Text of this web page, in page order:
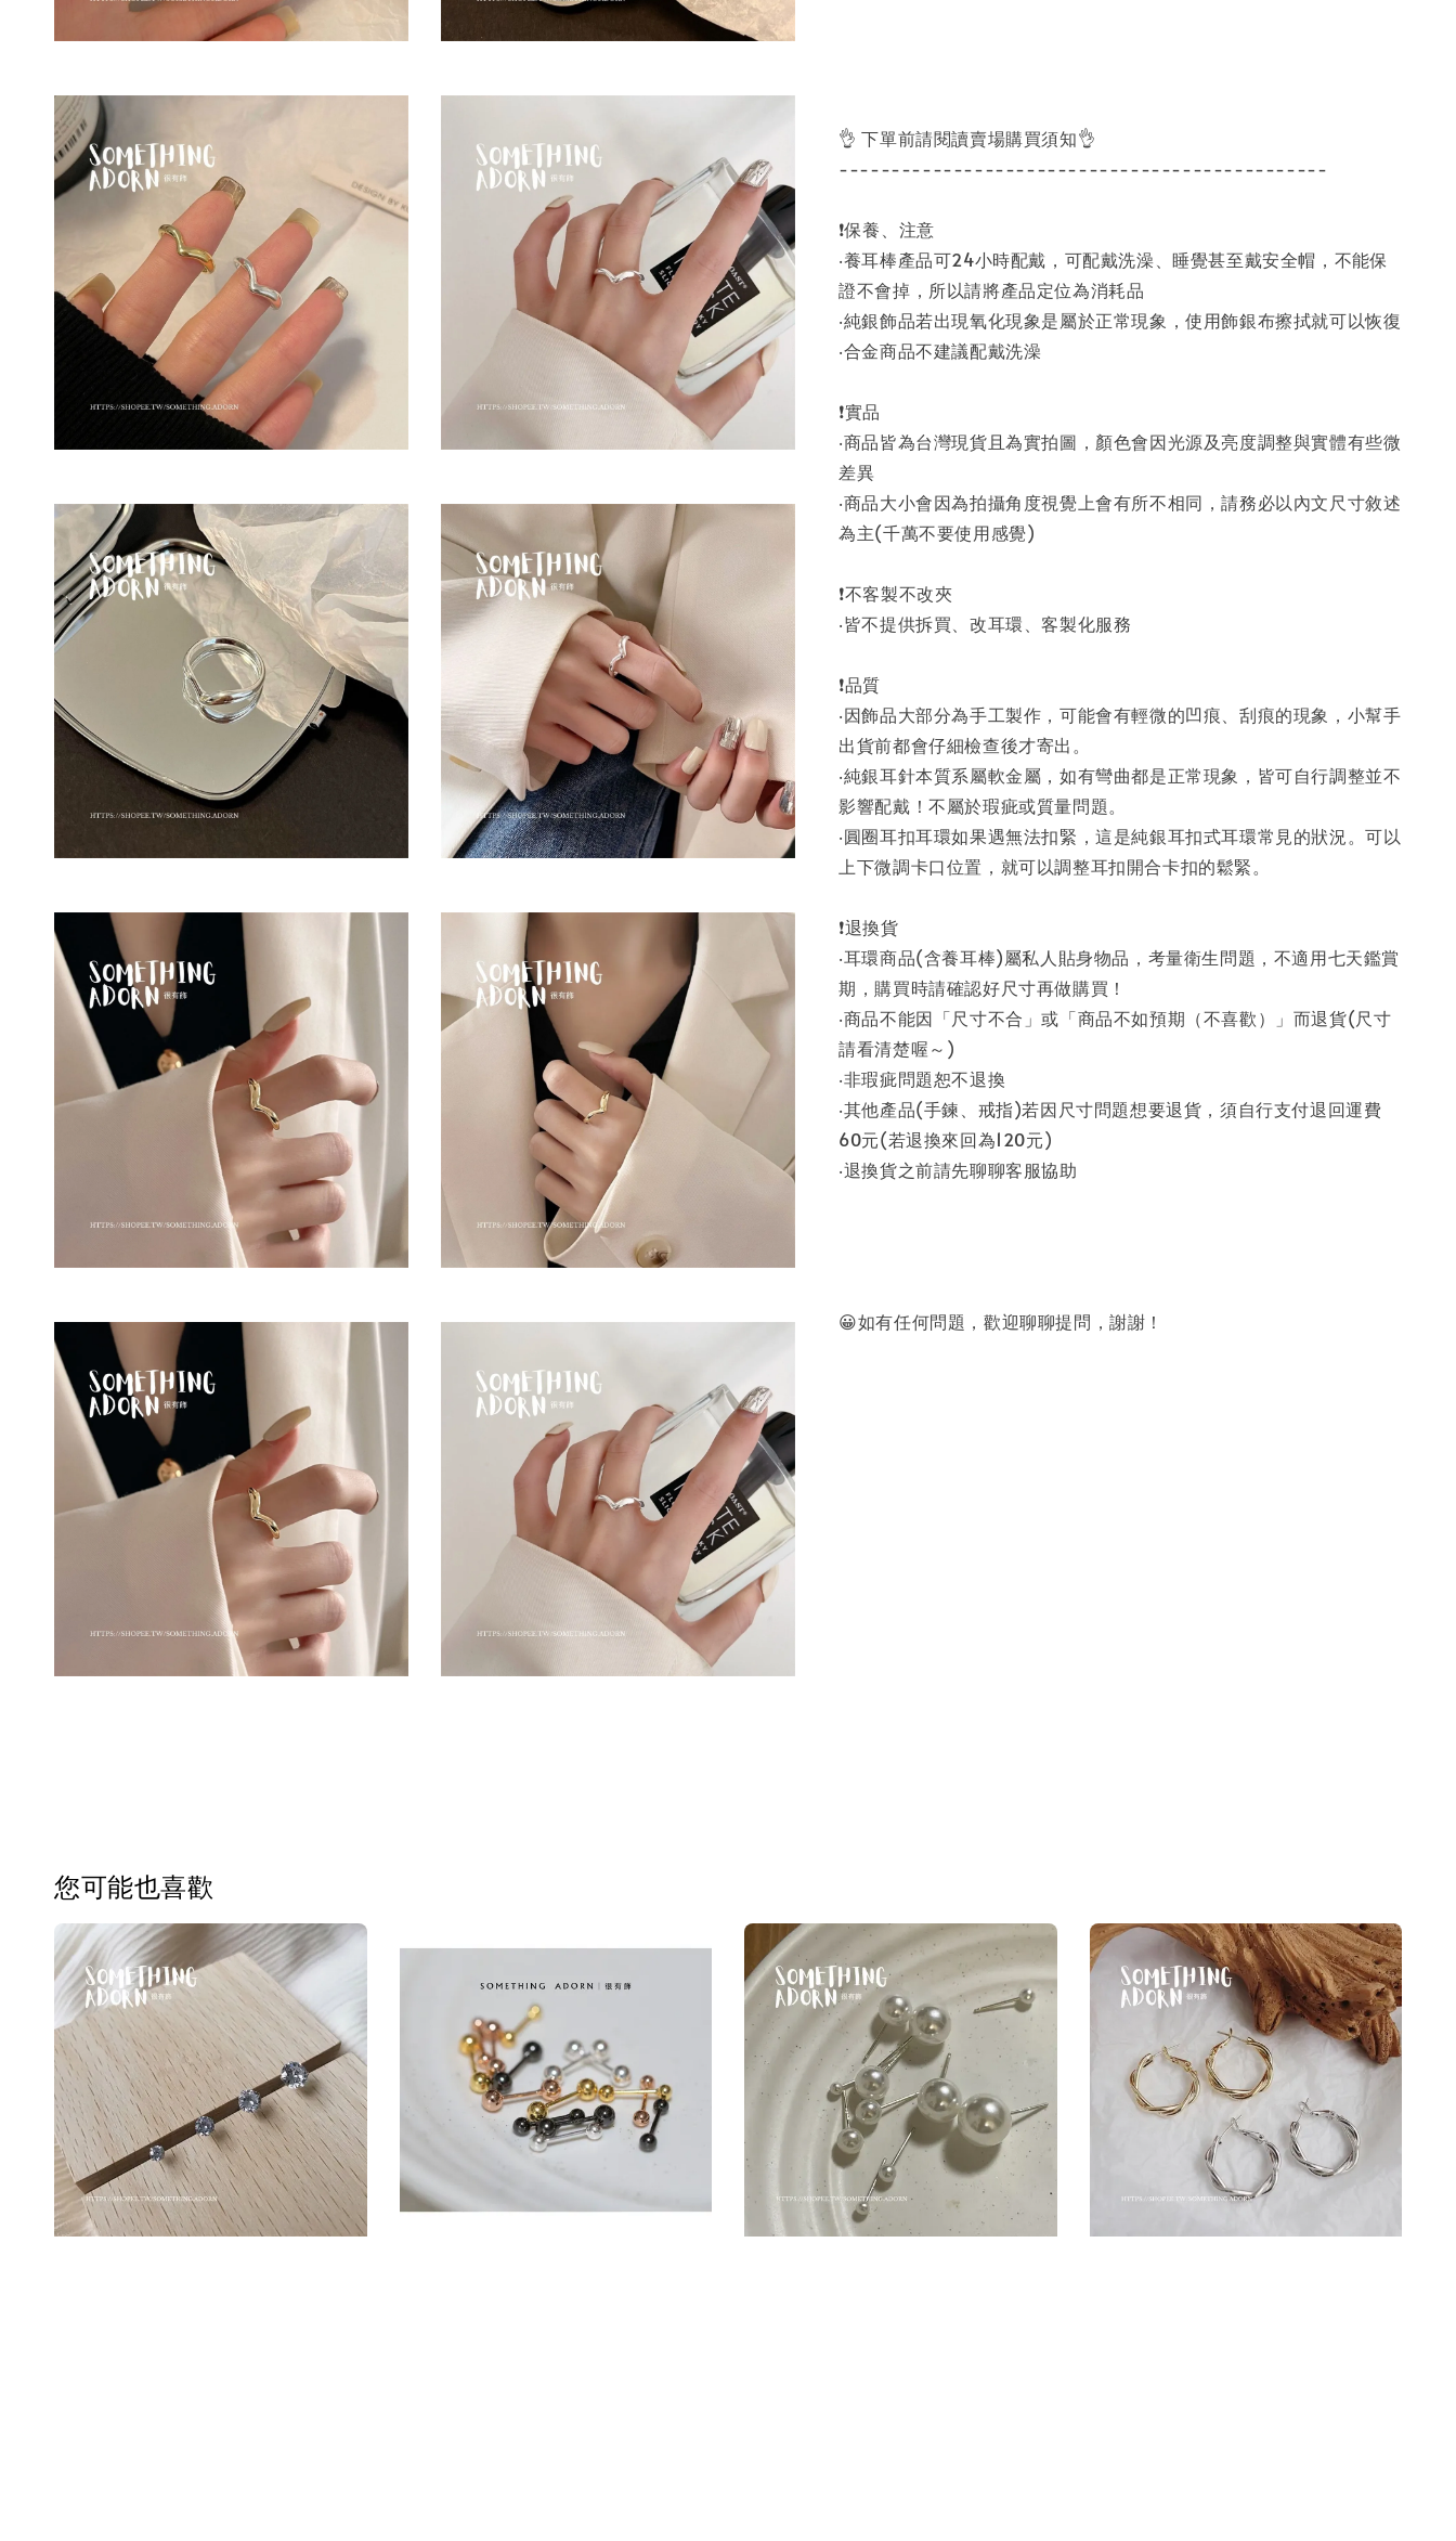
👌 下單前請閱讀賣場購買須知👌
-----------------------------------------------
❗保養、注意
‧養耳棒產品可24小時配戴，可配戴洗澡、睡覺甚至戴安全帽，不能保
證不會掉，所以請將產品定位為消耗品
‧純銀飾品若出現氧化現象是屬於正常現象，使用飾銀布擦拭就可以恢復
‧合金商品不建議配戴洗澡
❗實品
‧商品皆為台灣現貨且為實拍圖，顏色會因光源及亮度調整與實體有些微
差異
‧商品大小會因為拍攝角度視覺上會有所不相同，請務必以內文尺寸敘述
為主(千萬不要使用感覺)
❗不客製不改夾
‧皆不提供拆買、改耳環、客製化服務
❗品質
‧因飾品大部分為手工製作，可能會有輕微的凹痕、刮痕的現象，小幫手
出貨前都會仔細檢查後才寄出。
‧純銀耳針本質系屬軟金屬，如有彎曲都是正常現象，皆可自行調整並不
影響配戴！不屬於瑕疵或質量問題。
‧圓圈耳扣耳環如果遇無法扣緊，這是純銀耳扣式耳環常見的狀況。可以
上下微調卡口位置，就可以調整耳扣開合卡扣的鬆緊。
❗退換貨
‧耳環商品(含養耳棒)屬私人貼身物品，考量衛生問題，不適用七天鑑賞
期，購買時請確認好尺寸再做購買！
‧商品不能因「尺寸不合」或「商品不如預期（不喜歡）」而退貨(尺寸
請看清楚喔～)
‧非瑕疵問題恕不退換
‧其他產品(手鍊、戒指)若因尺寸問題想要退貨，須自行支付退回運費
60元(若退換來回為120元)
‧退換貨之前請先聊聊客服協助
😀如有任何問題，歡迎聊聊提問，謝謝！
您可能也喜歡